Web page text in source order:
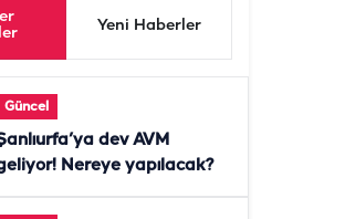
Yeni Haberler
Güncel
dev AVM
Nereye yapılacak?